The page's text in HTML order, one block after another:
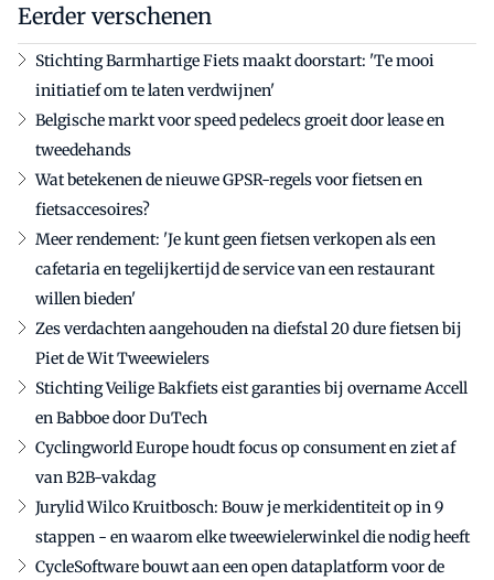
Eerder verschenen
Stichting Barmhartige Fiets maakt doorstart: 'Te mooi
initiatief om te laten verdwijnen'
Belgische markt voor speed pedelecs groeit door lease en
tweedehands
Wat betekenen de nieuwe GPSR-regels voor fietsen en
fietsaccesoires?
Meer rendement: 'Je kunt geen fietsen verkopen als een
cafetaria en tegelijkertijd de service van een restaurant
willen bieden'
Zes verdachten aangehouden na diefstal 20 dure fietsen bij
Piet de Wit Tweewielers
Stichting Veilige Bakfiets eist garanties bij overname Accell
en Babboe door DuTech
Cyclingworld Europe houdt focus op consument en ziet af
van B2B-vakdag
Jurylid Wilco Kruitbosch: Bouw je merkidentiteit op in 9
stappen - en waarom elke tweewielerwinkel die nodig heeft
CycleSoftware bouwt aan een open dataplatform voor de